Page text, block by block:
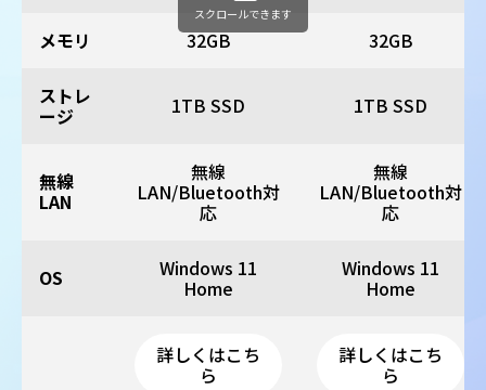
メモリ 32GB 32GB
ストレ
ージ 1TB SSD 1TB SSD
無線
LAN
無線
LAN/Bluetooth対
応
無線
LAN/Bluetooth対
応
OS Windows 11
Home
Windows 11
Home
詳しくはこち
ら
詳しくはこち
ら
スクロールできます